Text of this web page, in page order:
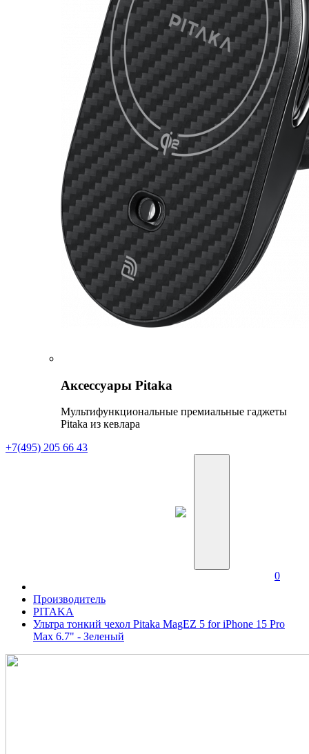
Аксессуары Pitaka
Мультифункциональные премиальные гаджеты
Pitaka из кевлара
+7(495) 205 66 43
0
Производитель
PITAKA
Ультра тонкий чехол Pitaka MagEZ 5 for iPhone 15 Pro
Max 6.7" - Зеленый